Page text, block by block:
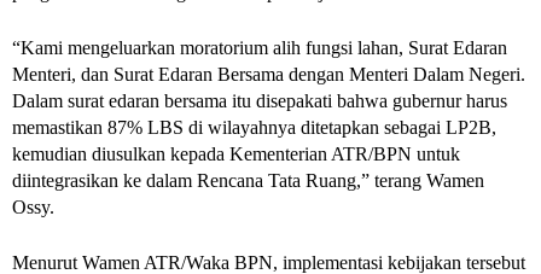
“Kami mengeluarkan moratorium alih fungsi lahan, Surat Edaran
Menteri, dan Surat Edaran Bersama dengan Menteri Dalam Negeri.
Dalam surat edaran bersama itu disepakati bahwa gubernur harus
memastikan 87% LBS di wilayahnya ditetapkan sebagai LP2B,
kemudian diusulkan kepada Kementerian ATR/BPN untuk
diintegrasikan ke dalam Rencana Tata Ruang,” terang Wamen
Ossy.
Menurut Wamen ATR/Waka BPN, implementasi kebijakan tersebut